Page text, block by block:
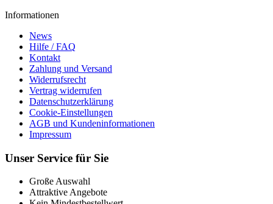
Informationen
News
Hilfe / FAQ
Kontakt
Zahlung und Versand
Widerrufsrecht
Vertrag widerrufen
Datenschutzerklärung
Cookie-Einstellungen
AGB und Kundeninformationen
Impressum
Unser Service für Sie
Große Auswahl
Attraktive Angebote